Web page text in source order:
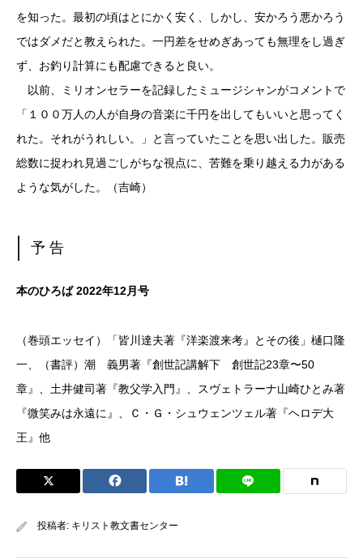
を知った。最初の頃はとにかく安く、しかし、安かろう悪かろう
ではダメだと教えられた。一円差をせめぎあっても無理をし過ぎ
ず、お釣り計算にも配慮できると良い。
以前、ミリオンセラーを記録したミュージシャンがコメントで
「１００万人の人が自身の音楽に千円を出してもいいと思ってく
れた。それがうれしい。」と言っていたことを思い出した。販売
総数に捉われ見過ごしがちな視点に、苦難を乗り越える力がある
ような気がした。（吉崎）
予 告
本のひろば 2022年12月号
（巻頭エッセイ）「皆川達夫著『洋楽渡来考』とその後」樋口隆
一、（書評）潮 義男著『創世記講解下 創世記23章〜50
章』、土井健司著『教父学入門』、スヴェトラーナ山崎ひとみ著
『微笑みは永遠に』、Ｃ・Ｇ・シュウェンツェル著『ヘロデ大
王』他
投稿者: キリスト教文書センター